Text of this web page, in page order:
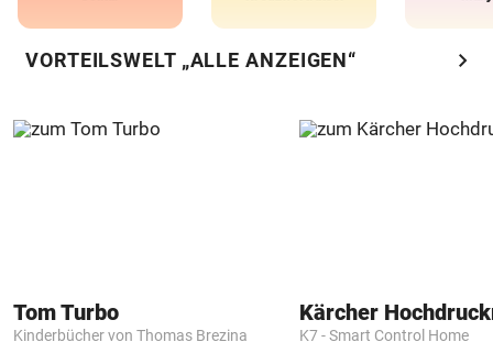
VORTEILSWELT „ALLE ANZEIGEN“ chevron_right
Tom Turbo
Kinderbücher von Thomas Brezina
Kärcher
K7 - Smart Control Home